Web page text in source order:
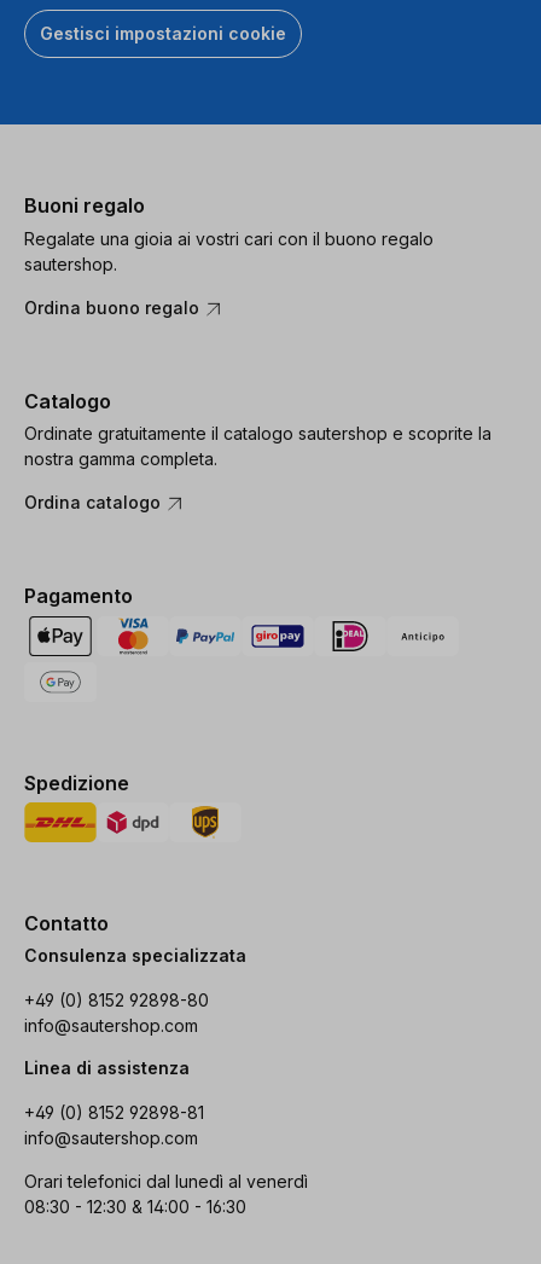
Gestisci impostazioni cookie
Buoni regalo
Regalate una gioia ai vostri cari con il buono regalo
sautershop.
Ordina buono regalo
Catalogo
Ordinate gratuitamente il catalogo sautershop e scoprite la
nostra gamma completa.
Ordina catalogo
Pagamento
Spedizione
Contatto
Consulenza specializzata
+49 (0) 8152 92898-80
info@sautershop.com
Linea di assistenza
+49 (0) 8152 92898-81
info@sautershop.com
Orari telefonici dal lunedì al venerdì
08:30 - 12:30 & 14:00 - 16:30